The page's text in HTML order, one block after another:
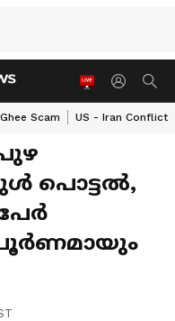
Scam US - Iran Conflict
പൊട്ടൽ,
പൂർണമായും